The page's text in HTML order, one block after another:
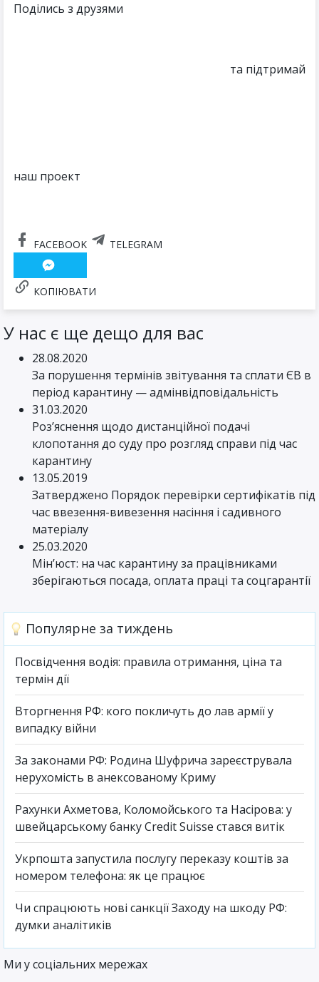
Поділись з друзями
та підтримай
наш проект
FACEBOOK TELEGRAM
КОПІЮВАТИ
У нас є ще дещо для вас
28.08.2020
За порушення термінів звітування та сплати ЄВ в
період карантину — адмінвідповідальність
31.03.2020
Роз’яснення щодо дистанційної подачі
клопотання до суду про розгляд справи під час
карантину
13.05.2019
Затверджено Порядок перевірки сертифікатів під
час ввезення-вивезення насіння і садивного
матеріалу
25.03.2020
Мін’юст: на час карантину за працівниками
зберігаються посада, оплата праці та соцгарантії
Популярне за тиждень
Посвідчення водія: правила отримання, ціна та
термін дії
Вторгнення РФ: кого покличуть до лав армії у
випадку війни
За законами РФ: Родина Шуфрича зареєструвала
нерухомість в анексованому Криму
Рахунки Ахметова, Коломойського та Насірова: у
швейцарському банку Credit Suisse стався витік
Укрпошта запустила послугу переказу коштів за
номером телефона: як це працює
Чи спрацюють нові санкції Заходу на шкоду РФ:
думки аналітиків
Ми у соціальних мережах